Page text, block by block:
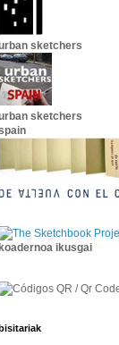
sketchers
sketchers
ikusgai